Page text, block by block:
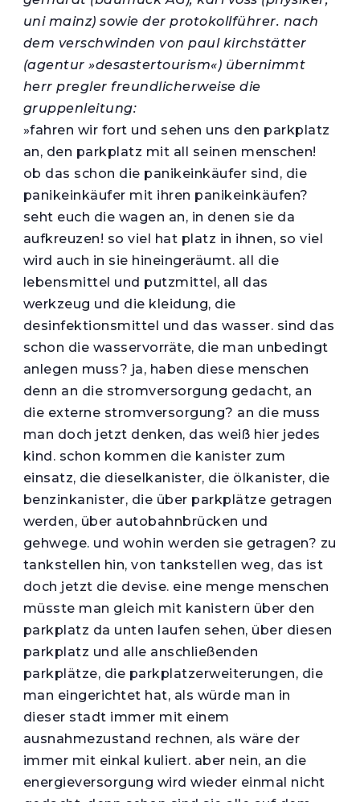
uni mainz) sowie der protokollführer. nach
dem verschwinden von paul kirchstätter
(agentur »desastertourism«) übernimmt
herr pregler freundlicherweise die
gruppenleitung:
»fahren wir fort und sehen uns den parkplatz
an, den parkplatz mit all seinen menschen!
ob das schon die panikeinkäufer sind, die
panikeinkäufer mit ihren panikeinkäufen?
seht euch die wagen an, in denen sie da
aufkreuzen! so viel hat platz in ihnen, so viel
wird auch in sie hineingeräumt. all die
lebensmittel und putzmittel, all das
werkzeug und die kleidung, die
desinfektionsmittel und das wasser. sind das
schon die wasservorräte, die man unbedingt
anlegen muss? ja, haben diese menschen
denn an die stromversorgung gedacht, an
die externe stromversorgung? an die muss
man doch jetzt denken, das weiß hier jedes
kind. schon kommen die kanister zum
einsatz, die dieselkanister, die ölkanister, die
benzinkanister, die über parkplätze getragen
werden, über autobahnbrücken und
gehwege. und wohin werden sie getragen? zu
tankstellen hin, von tankstellen weg, das ist
doch jetzt die devise. eine menge menschen
müsste man gleich mit kanistern über den
parkplatz da unten laufen sehen, über diesen
parkplatz und alle anschließenden
parkplätze, die parkplatzerweiterungen, die
man eingerichtet hat, als würde man in
dieser stadt immer mit einem
ausnahmezustand rechnen, als wäre der
immer mit einkal kuliert. aber nein, an die
energieversorgung wird wieder einmal nicht